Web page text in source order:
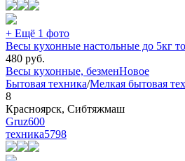
+ Ещё 1 фото
Весы кухонные настольные до 5кг
480 руб.
Весы кухонные, безменНовое
Бытовая техника/Мелкая бытовая
8
Красноярск, Сибтяжмаш
Gruz600
техника5798